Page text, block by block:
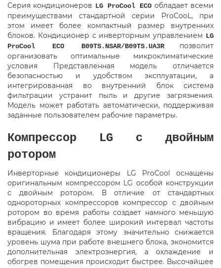
Серия кондиционеров LG ProCool ECO обладает всеми
преимуществами стандартной серии ProCooL, при
этом имеет более компактный размер внутренних
блоков. Кондиционер с инверторным управлением LG
ProCool ECO B09TS.NSAR/B09TS.UA3Rпозволит
организовать оптимальные микроклиматические
условия Представленная модель отличается
безопасностью и удобством эксплуатации, а
интегрированная во внутренний блок система
фильтрации устранит пыль и другие загрязнения.
Модель может работать автоматически, поддерживая
заданные пользователем рабочие параметры.
Компрессор LG с двойным
ротором
Инверторные кондиционеры LG ProCool оснащены
оригинальным компрессором LG особой конструкции
с двойным ротором. В отличие от стандартных
однороторных компрессоров компрессор с двойным
ротором во время работы создает намного меньшую
вибрацию и имеет более широкий интервал частоты
вращения. Благодаря этому значительно снижается
уровень шума при работе внешнего блока, экономится
дополнительная электроэнергия, а охлаждение и
обогрев помещения происходит быстрее. Высочайшее